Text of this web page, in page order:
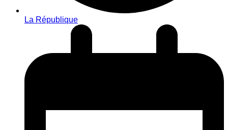
La République